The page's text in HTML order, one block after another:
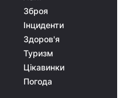
Зброя
Інциденти
Здоров'я
Туризм
Цікавинки
Погода